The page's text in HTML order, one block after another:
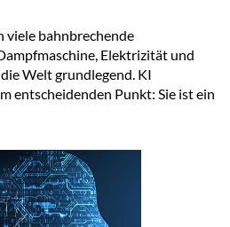
viele bahnbrechende
Elektrizität und
Welt grundlegend. KI
entscheidenden Punkt: Sie ist ein